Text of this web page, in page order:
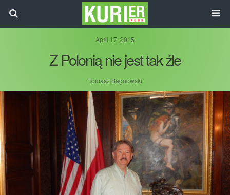
April 17, 2015
Z Polonią nie jest tak źle
Tomasz Bagnowski